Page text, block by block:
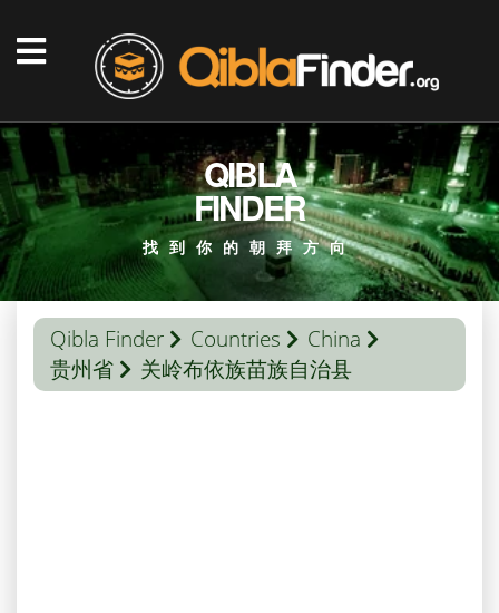
QIBLA
FINDER
找到你的朝拜方向
Qibla Finder Countries
China
贵州省
关岭布依族苗族自治县